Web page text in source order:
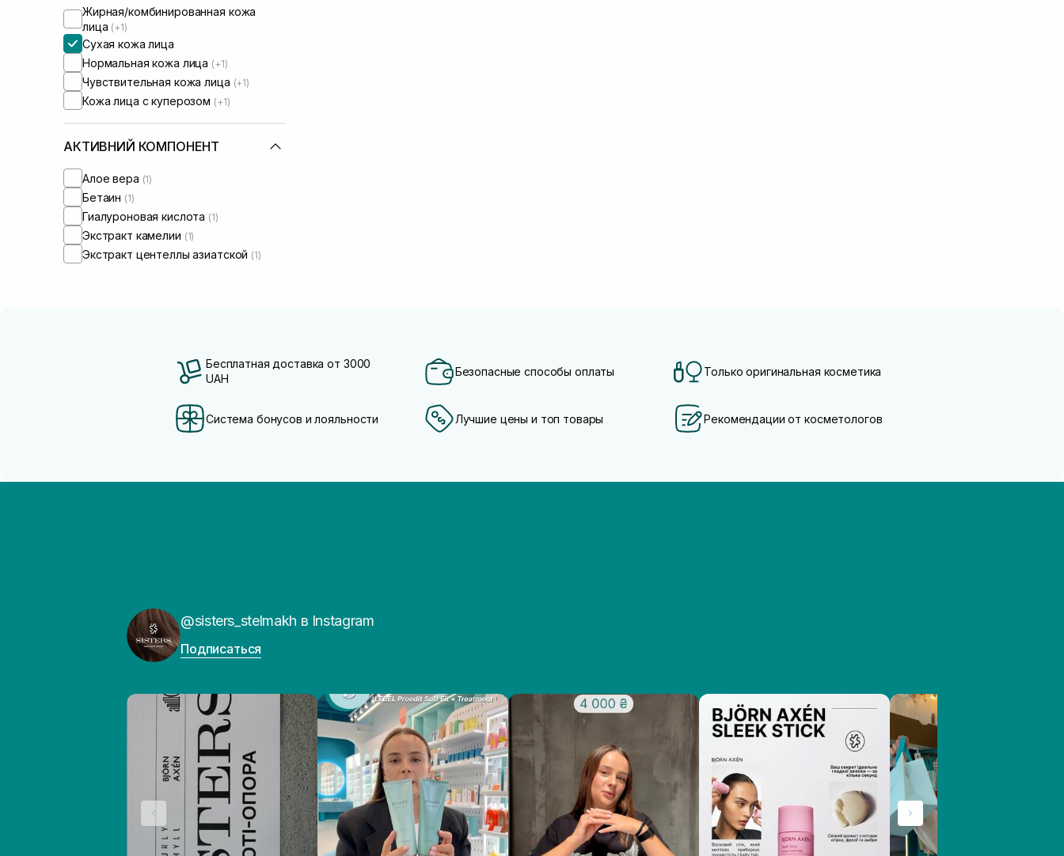
Жирная/комбинированная кожа
лица (+1)
Сухая кожа лица
Нормальная кожа лица (+1)
Чувствительная кожа лица (+1)
Кожа лица с куперозом (+1)
АКТИВНИЙ КОМПОНЕНТ
Алое вера (1)
Бетаин (1)
Гиалуроновая кислота (1)
Экстракт камелии (1)
Экстракт центеллы азиатской (1)
Бесплатная доставка от 3000
UAH
Безопасные способы оплаты Только оригинальная косметика
Система бонусов и лояльности Лучшие цены и топ товары Рекомендации от косметологов
@sisters_stelmakh в Instagram
Подписаться